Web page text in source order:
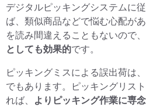
デジタルピッキングシステムに
ば、類似商品などで悩む心配が
を読み間違えることもないので、
としても効果的です。
ピッキングミスによる誤出荷は
でもあります。ピッキングリス
れば、 よりピッキング作業に専